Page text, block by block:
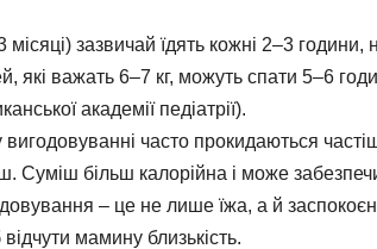
зазвичай їдять кожні 2–3 години,
які важать 6–7 кг, можуть спати 5–6
академії педіатрії).
вигодовуванні часто прокидаються
більш калорійна і може
– це не лише їжа, а й
мамину близькість.